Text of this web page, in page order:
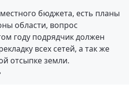
бюджета, есть планы
области, вопрос
году подрядчик должен
всех сетей, а так же
отсыпке земли.